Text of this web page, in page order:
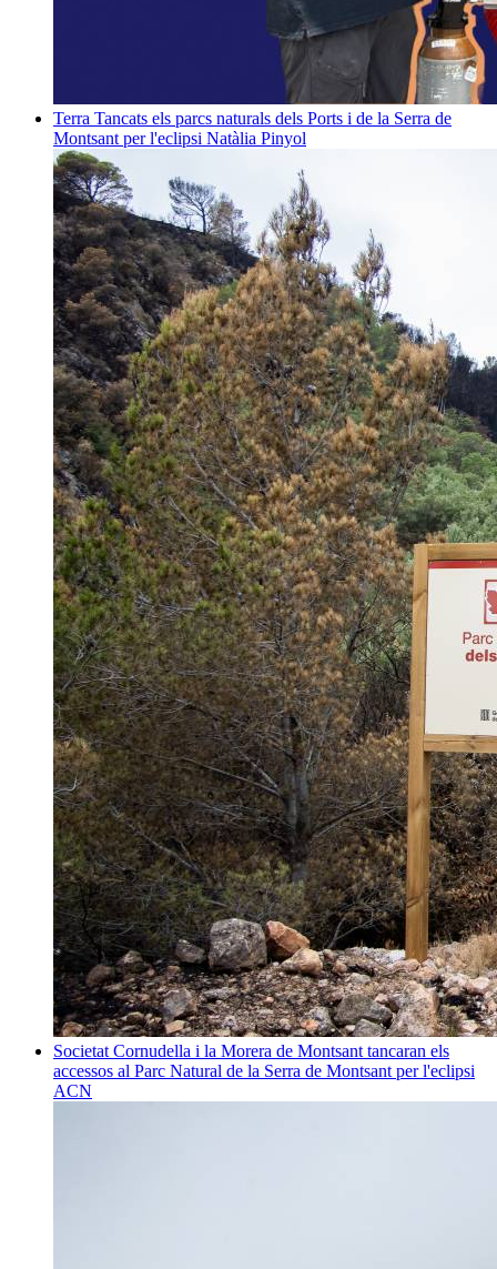
Terra Tancats els parcs naturals dels Ports i de la Serra de
Montsant per l'eclipsi Natàlia Pinyol
Societat Cornudella i la Morera de Montsant tancaran els
accessos al Parc Natural de la Serra de Montsant per l'eclipsi
ACN